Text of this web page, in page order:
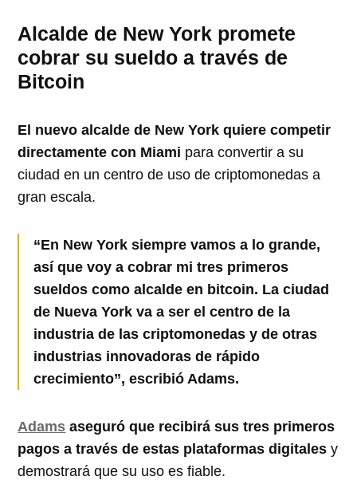
Alcalde de New York promete
cobrar su sueldo a través de
Bitcoin
El nuevo alcalde de New York quiere competir
directamente con Miami para convertir a su
ciudad en un centro de uso de criptomonedas a
gran escala.
“En New York siempre vamos a lo grande,
así que voy a cobrar mi tres primeros
sueldos como alcalde en bitcoin. La ciudad
de Nueva York va a ser el centro de la
industria de las criptomonedas y de otras
industrias innovadoras de rápido
crecimiento”, escribió Adams.
Adams aseguró que recibirá sus tres primeros
pagos a través de estas plataformas digitalesy
demostrará que su uso es fiable.